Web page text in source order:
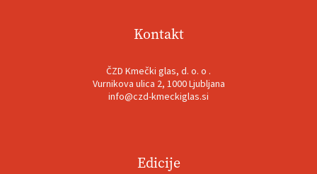
Kontakt
ČZD Kmečki glas, d. o. o .
Vurnikova ulica 2, 1000 Ljubljana
info@czd-kmeckiglas.si
Edicije